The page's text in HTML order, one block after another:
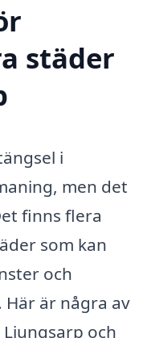
städer
i
men det
finns flera
som kan
och
är några av
och